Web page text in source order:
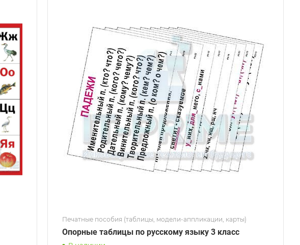
Печатные пособия (таблицы, модели-аппликации, карты)
Опорные таблицы по русскому языку 3 класс